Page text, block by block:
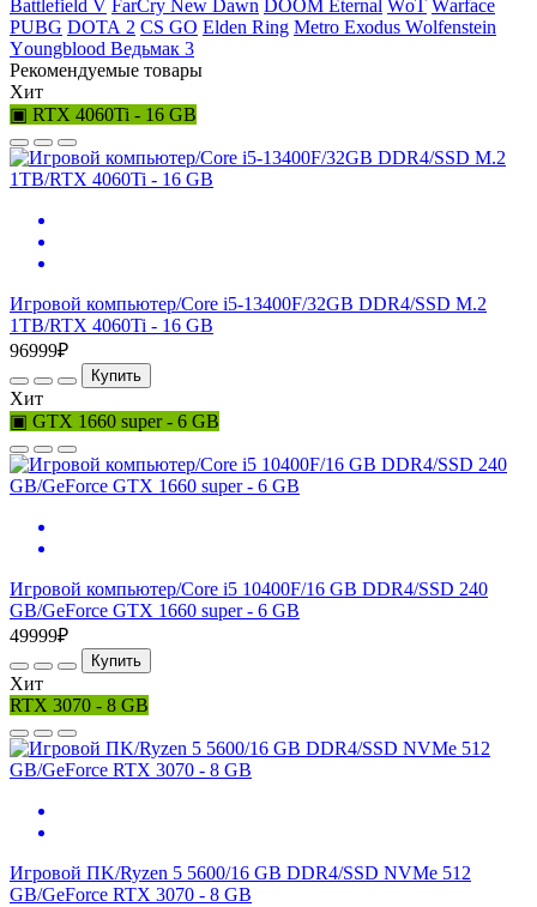
Ваttlеfiеld V FаrСry Nеw Dаwn DООМ Еtеrnаl WоТ Wаrfасе
РUВG DОТА 2 СS GО Elden Ring Меtrо Ехоdus Wоlfеnstеin
Yоungblооd Ведьмак 3
Рекомендуемые товары
Хит
▣ RTX 4060Ti - 16 GB
Игровой компьютер/Core i5-13400F/32GB DDR4/SSD M.2
1TB/RTX 4060Ti - 16 GB
96999₽
Купить
Хит
▣ GTX 1660 super - 6 GB
Игровой компьютер/Core i5 10400F/16 GB DDR4/SSD 240
GB/GeForce GTX 1660 super - 6 GB
49999₽
Купить
Хит
RTX 3070 - 8 GB
Игровой ПK/Ryzen 5 5600/16 GB DDR4/SSD NVMe 512
GB/GeForce RTX 3070 - 8 GB